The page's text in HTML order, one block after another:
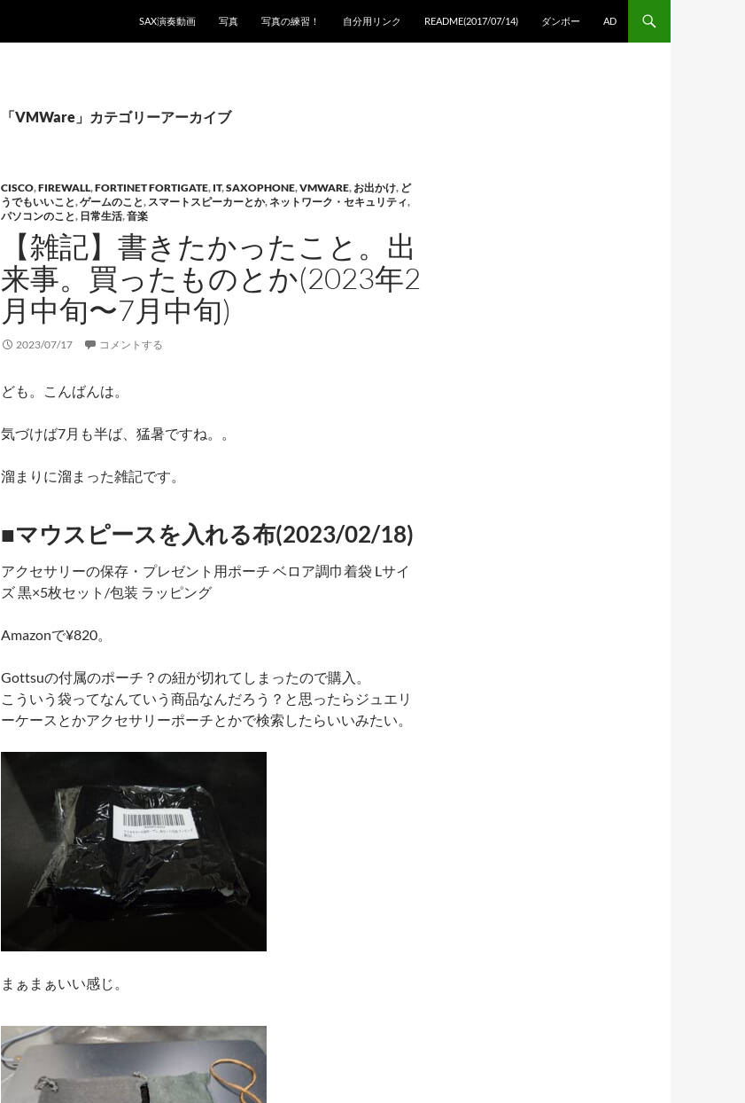
SAX演奏動画 写真 写真の練習！ 自分用リンク README(2017/07/14) ダンボー AD
「VMWare」カテゴリーアーカイブ
CISCO,FIREWALL,FORTINET FORTIGATE, IT,SAXOPHONE,VMWARE, お出かけ, ど
うでもいいこと,ゲームのこと, スマートスピーカーとか,ネットワーク・セキュリティ,
パソコンのこと, 日常生活,音楽
【雑記】書きたかったこと。出
来事。買ったものとか(2023年2
月中旬〜7月中旬)
2023/07/17 コメントする
ども。こんばんは。
気づけば7月も半ば、猛暑ですね。。
溜まりに溜まった雑記です。
■マウスピースを入れる布(2023/02/18)
アクセサリーの保存・プレゼント用ポーチ ベロア調巾着袋 Lサイ
ズ 黒×5枚セット/包装 ラッピング
Amazonで¥820。
Gottsuの付属のポーチ？の紐が切れてしまったので購入。
こういう袋ってなんていう商品なんだろう？と思ったらジュエリ
ーケースとかアクセサリーポーチとかで検索したらいいみたい。
まぁまぁいい感じ。